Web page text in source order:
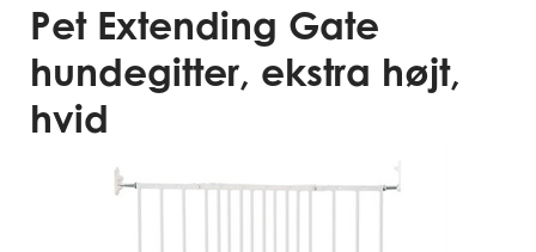
Pet Extending Gate
hundegitter, ekstra højt,
hvid